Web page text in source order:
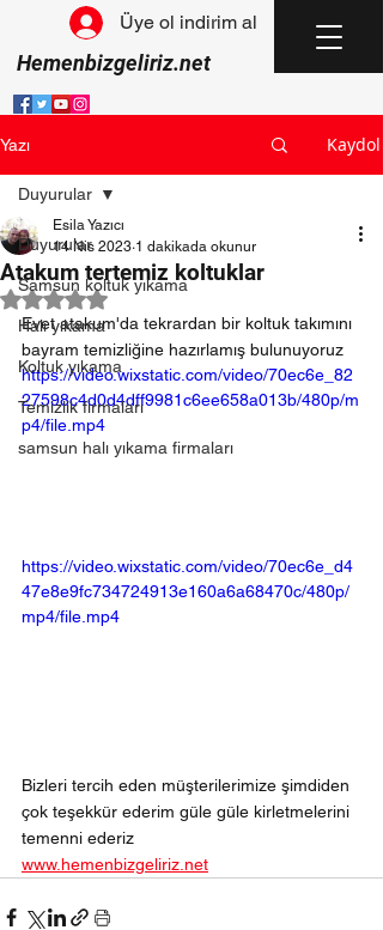
Hemenbizgeliriz.net
Üye ol indirim al
Yazı Kaydol
Duyurular
Samsun koltuk yıkama
Halı yıkama
Koltuk yıkama
Temizlik firmaları
samsun halı yıkama firmaları
Duyurular
Atakum tertemiz koltuklar
Esila Yazıcı
14 Nis 2023 1 dakikada okunur
5 üzerinden NaN yıldız
Evet atakum'da tekrardan bir koltuk takımını
bayram temizliğine hazırlamış bulunuyoruz
https://video.wixstatic.com/video/70ec6e_82
27598c4d0d4dff9981c6ee658a013b/480p/m
p4/file.mp4
https://video.wixstatic.com/video/70ec6e_d4
47e8e9fc734724913e160a6a68470c/480p/
mp4/file.mp4
Bizleri tercih eden müşterilerimize şimdiden
çok teşekkür ederim güle güle kirletmelerini
temenni ederiz
www.hemenbizgeliriz.net